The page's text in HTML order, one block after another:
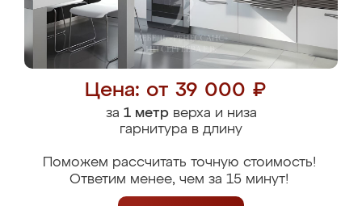
Цена: от 39 000 ₽
за 1 метрверха и низа
гарнитура в длину
Поможем рассчитать точную стоимость!
Ответим менее, чем за 15 минут!